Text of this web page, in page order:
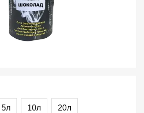
5л 10л 20л